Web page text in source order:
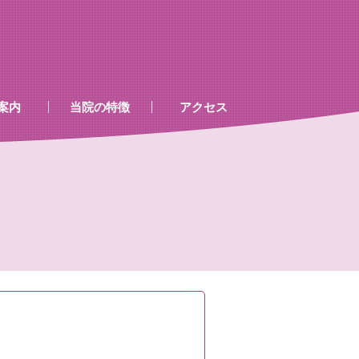
内
処置室
ン室心電図
当院の特徴
検査及び病名一覧
アクセス